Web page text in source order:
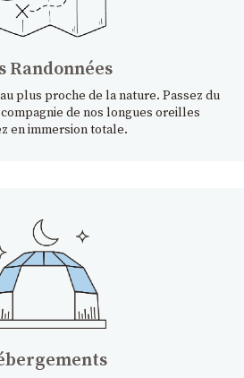
Randonnées
plus proche de la nature. Passez du
de nos longues oreilles
en immersion totale.